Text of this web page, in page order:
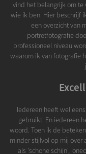
vind het belangrijk om
wie ik ben. Hier beschrijf
een overzicht van
portretfotografie
professioneel niveau
waarom ik van fotografie
Iedereen heeft wel
gebruikt. En iedereen
woord. Toen ik de
minder stijlvol op mij over
als 'schone schijn',